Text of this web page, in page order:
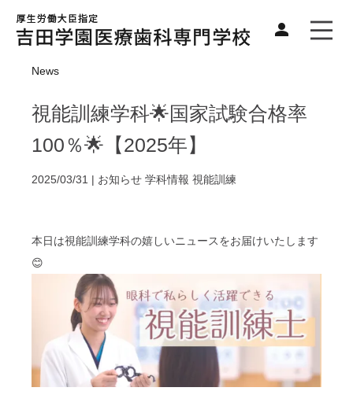
News
視能訓練学科🌟国家試験合格率
100％🌟【2025年】
2025/03/31 | お知らせ 学科情報 視能訓練
本日は視能訓練学科の嬉しいニュースをお届けいたします
😊